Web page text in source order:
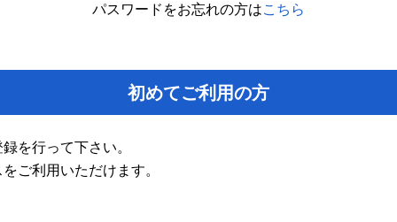
パスワードをお忘れの方はこちら
初めてご利用の方
を行って下さい。
ご利用いただけます。